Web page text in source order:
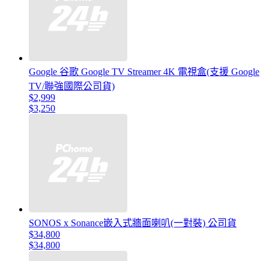
Google 谷歌 Google TV Streamer 4K 電視盒(支援 Google
TV/聯強國際公司貨)
$2,999
$3,250
SONOS x Sonance嵌入式牆面喇叭(一對裝) 公司貨
$34,800
$34,800